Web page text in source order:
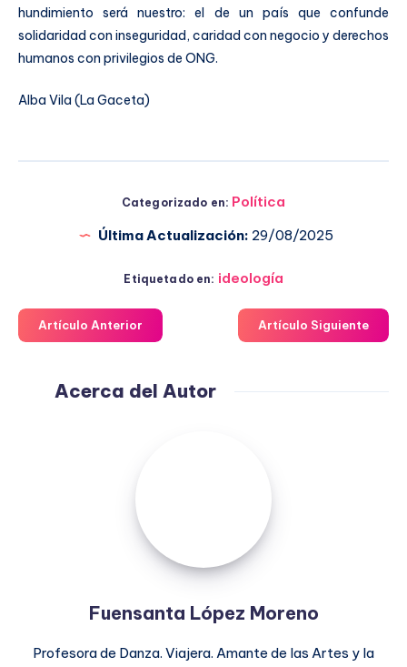
hundimiento será nuestro: el de un país que confunde
solidaridad con inseguridad, caridad con negocio y derechos
humanos con privilegios de ONG.
Alba Vila (La Gaceta)
Categorizado en: Política
Última Actualización: 29/08/2025
Etiquetado en: ideología
Artículo Anterior Artículo Siguiente
Acerca del Autor
Fuensanta López Moreno
Profesora de Danza. Viajera. Amante de las Artes y la